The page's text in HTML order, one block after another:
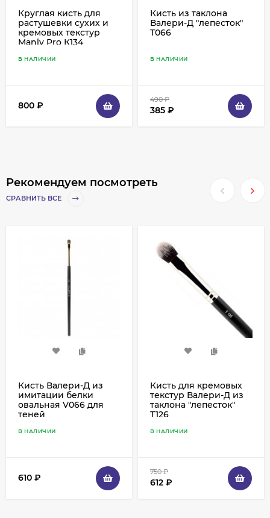
Круглая кисть для
растушевки сухих и
кремовых текстур
Manly Pro К134
В НАЛИЧИИ
800 ₽
Кисть из таклона
Валери-Д "лепесток"
Т066
В НАЛИЧИИ
490₽
385 ₽
Рекомендуем посмотреть
СРАВНИТЬ ВСЕ
Кисть Валери-Д из
имитации белки
овальная V066 для
теней
В НАЛИЧИИ
610 ₽
Кисть для кремовых
текстур Валери-Д из
таклона "лепесток"
Т126
В НАЛИЧИИ
750₽
612 ₽